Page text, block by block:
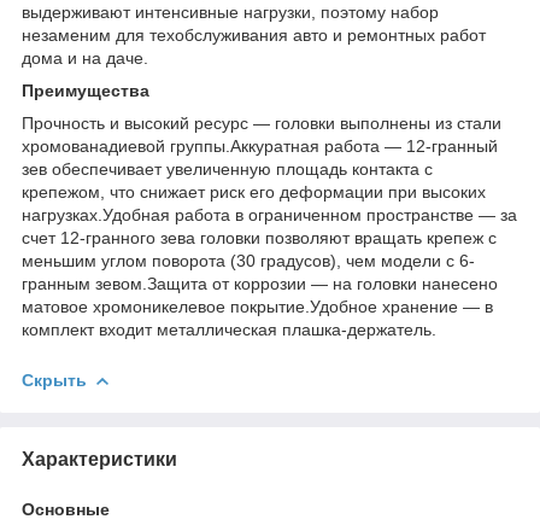
выдерживают интенсивные нагрузки, поэтому набор
незаменим для техобслуживания авто и ремонтных работ
дома и на даче.
Преимущества
Прочность и высокий ресурс — головки выполнены из стали
хромованадиевой группы.Аккуратная работа — 12-гранный
зев обеспечивает увеличенную площадь контакта с
крепежом, что снижает риск его деформации при высоких
нагрузках.Удобная работа в ограниченном пространстве — за
счет 12-гранного зева головки позволяют вращать крепеж с
меньшим углом поворота (30 градусов), чем модели с 6-
гранным зевом.Защита от коррозии — на головки нанесено
матовое хромоникелевое покрытие.Удобное хранение — в
комплект входит металлическая плашка-держатель.
Скрыть
Характеристики
Основные